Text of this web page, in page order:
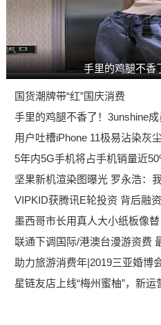
手里的鸡腿不香
国货潮牌带“红”国庆消费
手里的鸡腿不香了！3unshine成
用户吐槽iPhone 11极易沾染灰尘
5年内5G手机将占手机销量近
坚果新机渲染图曝光 罗永浩：
VIPKID获腾讯E轮投资 背后融
墨西哥市长用真人大小纸板像
联通下调国际/港澳台漫游资费
助力旅游消费年|2019三亚婚博
星链友店上线“梅州蜜柚”，新运